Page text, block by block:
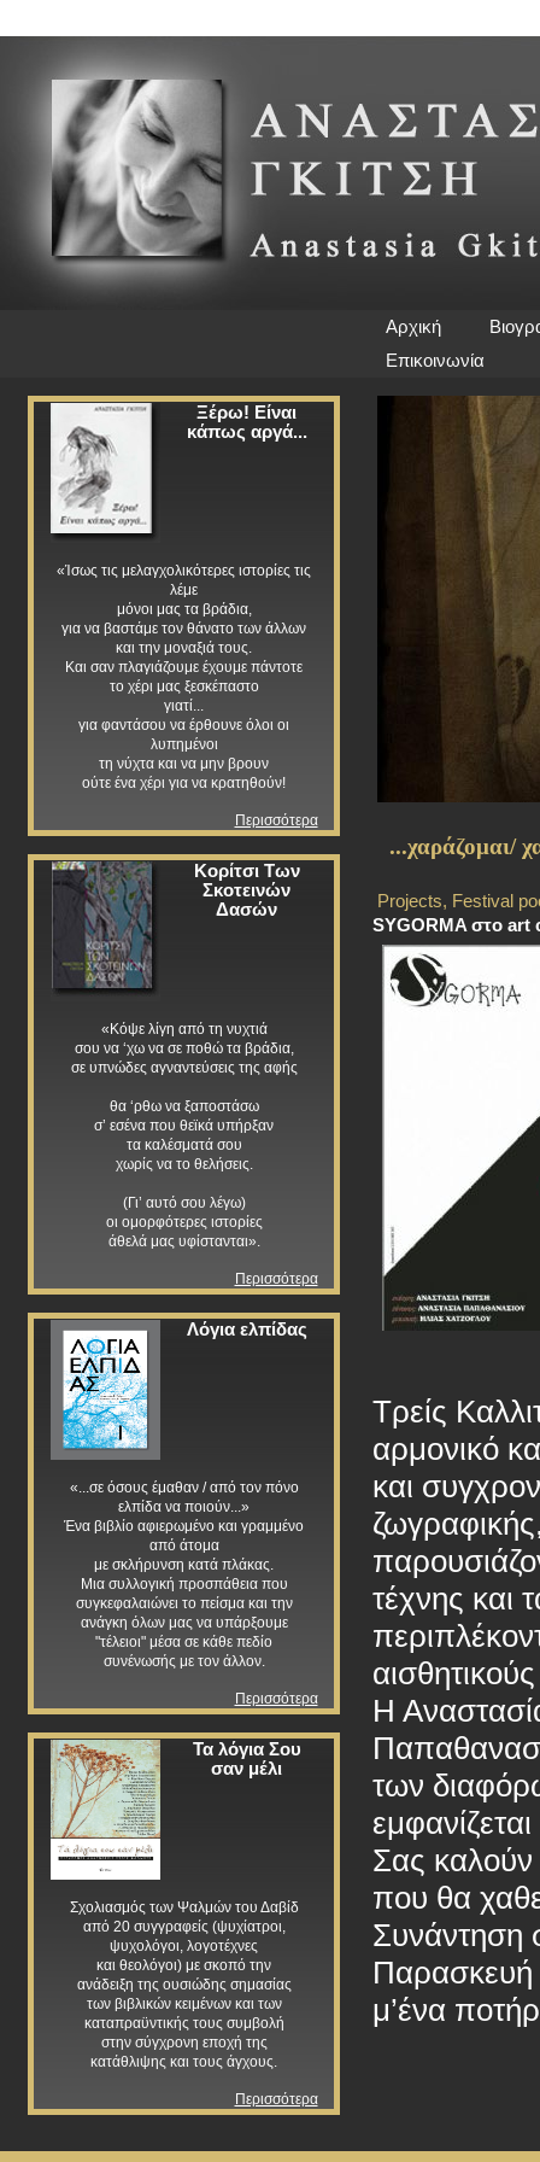
Αρχική
Επικοινωνία
Ξέρω! Είναι
κάπως αργά...
«Ίσως τις μελαγχολικότερες ιστορίες τις
λέμε
μόνοι μας τα βράδια,
για να βαστάμε τον θάνατο των άλλων
και την μοναξιά τους.
Και σαν πλαγιάζουμε έχουμε πάντοτε
το χέρι μας ξεσκέπαστο
γιατί...
για φαντάσου να έρθουνε όλοι οι
λυπημένοι
τη νύχτα και να μην βρουν
ούτε ένα χέρι για να κρατηθούν!
Περισσότερα
Κορίτσι Των
Σκοτεινών
Δασών
«Κόψε λίγη από τη νυχτιά
σου να ‘χω να σε ποθώ τα βράδια,
σε υπνώδες αγναντεύσεις της αφής
θα ‘ρθω να ξαποστάσω
σ’ εσένα που θεϊκά υπήρξαν
τα καλέσματά σου
χωρίς να το θελήσεις.
(Γι’ αυτό σου λέγω)
οι ομορφότερες ιστορίες
άθελά μας υφίστανται».
Περισσότερα
Λόγια ελπίδας
«...σε όσους έμαθαν / από τον πόνο
ελπίδα να ποιούν...»
Ένα βιβλίο αφιερωμένο και γραμμένο
από άτομα
με σκλήρυνση κατά πλάκας.
Μια συλλογική προσπάθεια που
συγκεφαλαιώνει το πείσμα και την
ανάγκη όλων μας να υπάρξουμε
"τέλειοι" μέσα σε κάθε πεδίο
συνένωσής με τον άλλον.
Περισσότερα
Τα λόγια Σου
σαν μέλι
Σχολιασμός των Ψαλμών του Δαβίδ
από 20 συγγραφείς (ψυχίατροι,
ψυχολόγοι, λογοτέχνες
και θεολόγοι) με σκοπό την
ανάδειξη της ουσιώδης σημασίας
των βιβλικών κειμένων και των
καταπραϋντικής τους συμβολή
στην σύγχρονη εποχή της
κατάθλιψης και τους άγχους.
Περισσότερα
...χαράζομαι/
Projects, Festival
SYGORMA στο art
Τρείς
αρμονικό
και
τέχνης και
Η
των
Σας καλούν
που θα
Συνάντηση
Παρασκευή
μ’ένα